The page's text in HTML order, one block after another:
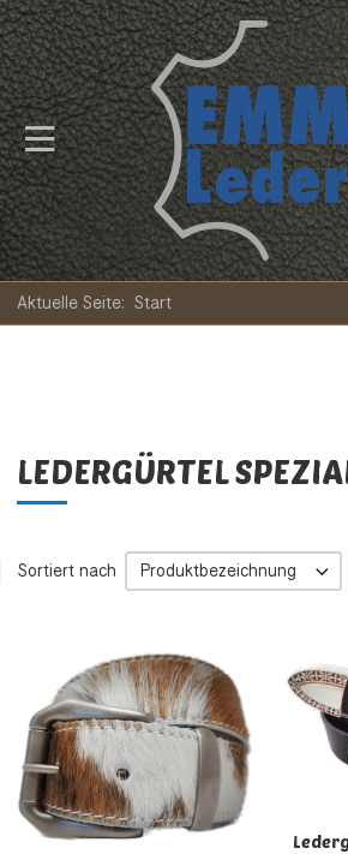
Aktuelle Seite: Start
LEDERGÜRTEL
Sortiert nach Produktbezeichnung
Zur
Zur